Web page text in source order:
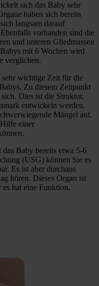
sich das Baby sehr
haben sich bereits
langsam darauf
vorhanden sind die
und unteren Gliedmassen
mit 6 Wochen wird
verglichen.
sehr wichtige Zeit für die
Zu diesem Zeitpunkt
Dies ist die Struktur,
entwickeln werden.
Mängel auf.
einer
Baby bereits etwa 5-6
(USG) können Sie es
Es ist aber durchaus
hören. Dieses Organ ist
hat eine Funktion.